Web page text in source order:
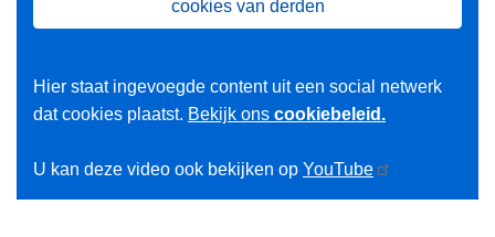
cookies van derden
Hier staat ingevoegde content uit een social netwerk
dat cookies plaatst. Bekijk ons cookiebeleid.
U kan deze video ook bekijken op YouTube